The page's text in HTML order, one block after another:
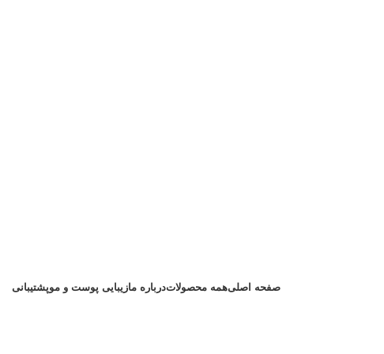
صفحه اصلیهمه محصولاتدرباره مازیبایی پوست و موپشتیبانی